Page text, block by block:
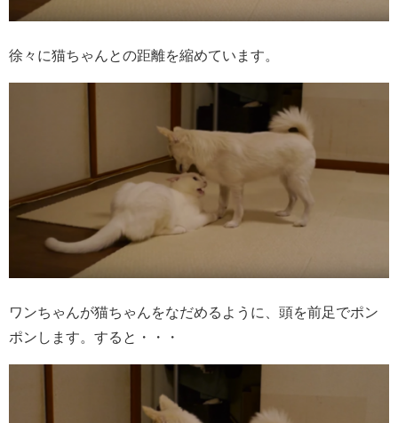
徐々に猫ちゃんとの距離を縮めています。
ワンちゃんが猫ちゃんをなだめるように、頭を前足でポン
ポンします。すると・・・